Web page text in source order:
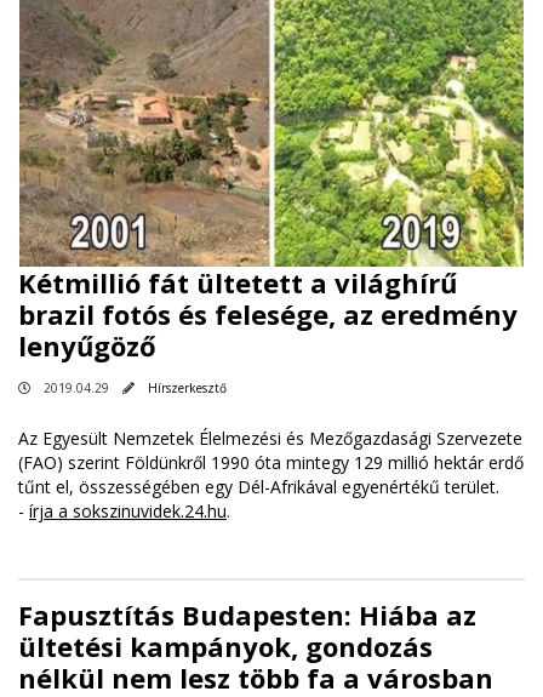
Kétmillió fát ültetett a világhírű
brazil fotós és felesége, az eredmény
lenyűgöző
2019.04.29 Hírszerkesztő
Az Egyesült Nemzetek Élelmezési és Mezőgazdasági Szervezete
(FAO) szerint Földünkről 1990 óta mintegy 129 millió hektár erdő
tűnt el, összességében egy Dél-Afrikával egyenértékű terület.
- írja a sokszinuvidek.24.hu.
Fapusztítás Budapesten: Hiába az
ültetési kampányok, gondozás
nélkül nem lesz több fa a városban